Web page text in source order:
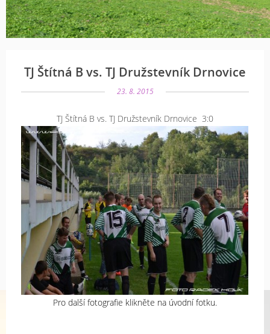
TJ Štítná B vs. TJ Družstevník Drnovice
23. 8. 2015
TJ Štítná B vs. TJ Družstevník Drnovice 3:0
Pro další fotografie klikněte na úvodní fotku.